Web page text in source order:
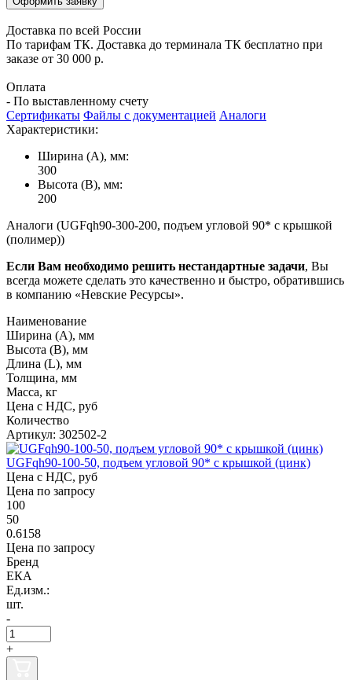
Доставка по всей России
По тарифам ТК. Доставка до терминала ТК бесплатно при
заказе от 30 000 р.
Оплата
- По выставленному счету
Сертификаты Файлы с документацией Аналоги
Характеристики:
Ширина (А), мм:
300
Высота (В), мм:
200
Аналоги (UGFqh90-300-200, подъем угловой 90* с крышкой
(полимер))
Если Вам необходимо решить нестандартные задачи, Вы
всегда можете сделать это качественно и быстро, обратившись
в компанию «Невские Ресурсы».
Наименование
Ширина (А), мм
Высота (В), мм
Длина (L), мм
Толщина, мм
Масса, кг
Цена с НДС, руб
Количество
Артикул: 302502-2
UGFqh90-100-50, подъем угловой 90* с крышкой (цинк)
Цена с НДС, руб
Цена по запросу
100
50
0.6158
Цена по запросу
Бренд
ЕКА
Ед.изм.:
шт.
-
+